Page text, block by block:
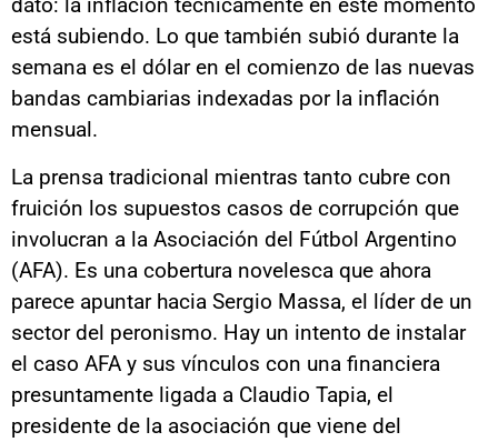
dato: la inflación técnicamente en este momento
está subiendo. Lo que también subió durante la
semana es el dólar en el comienzo de las nuevas
bandas cambiarias indexadas por la inflación
mensual.
La prensa tradicional mientras tanto cubre con
fruición los supuestos casos de corrupción que
involucran a la Asociación del Fútbol Argentino
(AFA). Es una cobertura novelesca que ahora
parece apuntar hacia Sergio Massa, el líder de un
sector del peronismo. Hay un intento de instalar
el caso AFA y sus vínculos con una financiera
presuntamente ligada a Claudio Tapia, el
presidente de la asociación que viene del